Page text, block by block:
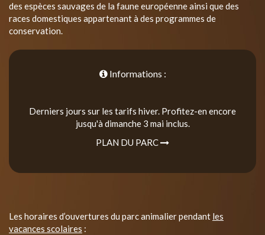
des espèces sauvages de la faune européenne ainsi que des
races domestiques appartenant à des programmes de
conservation.
Informations :
Derniers jours sur les tarifs hiver. Profitez-en encore
jusqu'à dimanche 3 mai inclus.
PLAN DU PARC
Les horaires d’ouvertures du parc animalier pendant les
vacances scolaires :